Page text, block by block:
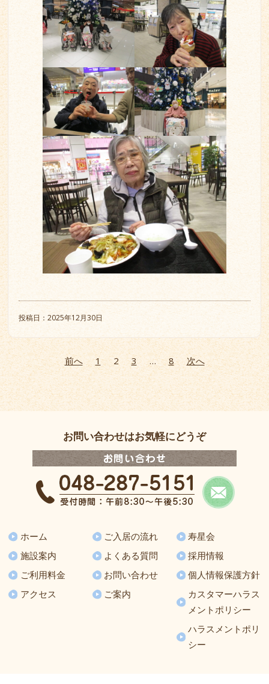
投稿日：2025年12月30日
前へ 1 2 3 … 8 次へ
お問い合わせはお気軽にどうぞ
ホーム
施設案内
ご利用料金
アクセス
ご入居の流れ
よくある質問
お問い合わせ
ご案内
寿星会
採用情報
個人情報保護方針
カスタマーハラス
メントポリシー
ハラスメントポリ
シー